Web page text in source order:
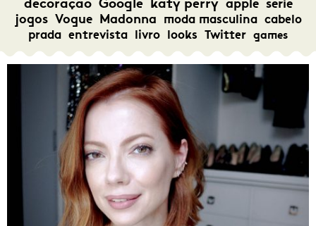
apple serie
jogos Vogue Madonna moda masculina cabelo
prada entrevista livro looks Twitter games